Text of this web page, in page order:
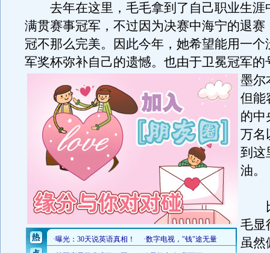
去年在这里，毛毛拿到了自己职业生涯
满贯赛事冠军，不过因为决赛中海宁的退赛
冠不那么完美。因此今年，她希望能用一个
军奖杯弥补自己的遗憾。 也由于卫冕冠军的
墨尔
但能
的中
万名
到这
油。
比
毛显
虽然